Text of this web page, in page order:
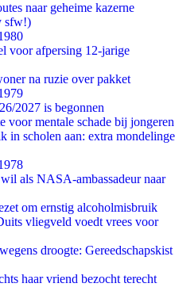
naar geheime kazerne
sfw!)
voor afpersing 12-jarige
na ruzie over pakket
2027 is begonnen
voor mentale schade bij jongeren
in scholen aan: extra mondelinge
als NASA-ambassadeur naar
om ernstig alcoholmisbruik
vliegveld voedt vrees voor
droogte: Gereedschapskist
haar vriend bezocht terecht